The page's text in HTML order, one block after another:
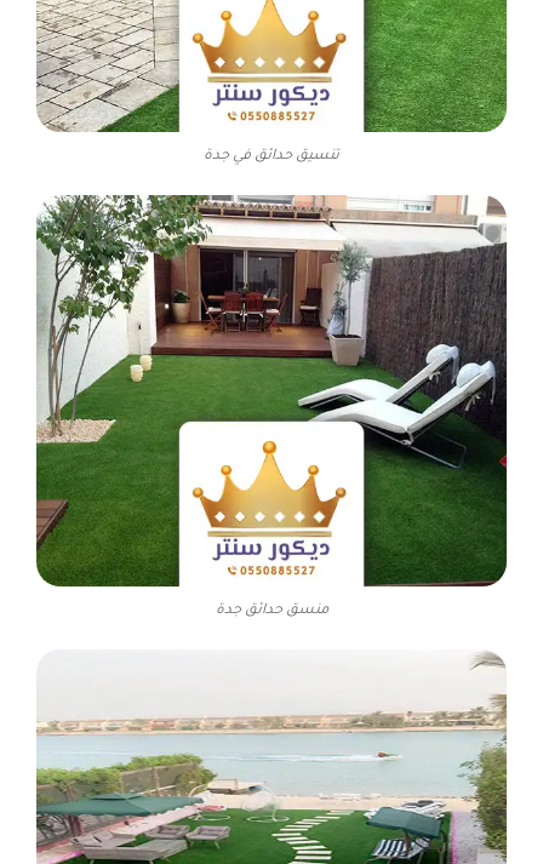
تنسيق حدائق في جدة
منسق حدائق جدة